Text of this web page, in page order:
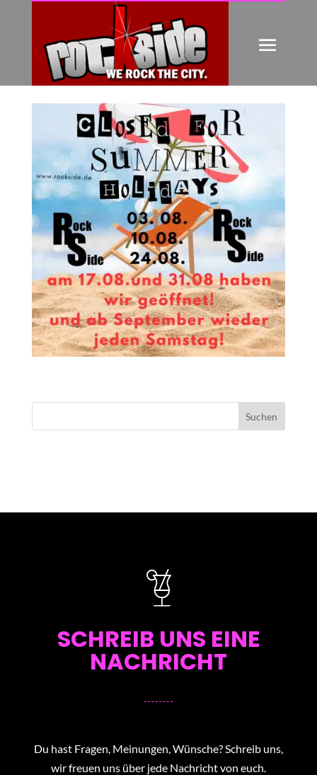
SOMMERPAUSE
Friedrich Hieber|Juli 15, 2024
SCHREIB UNS EINE
NACHRICHT
Du hast Fragen, Meinungen, Wünsche? Schreib uns,
wir freuen uns über jede Nachricht von euch.